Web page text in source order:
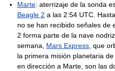
Marte: aterrizaje de la sonda
Beagle 2 a las 2:54 UTC.
no se han recibido señales de
2 forma parte de la nave
semana, Mars Express , que
la primera misión planetaria
en dirección a Marte, son las